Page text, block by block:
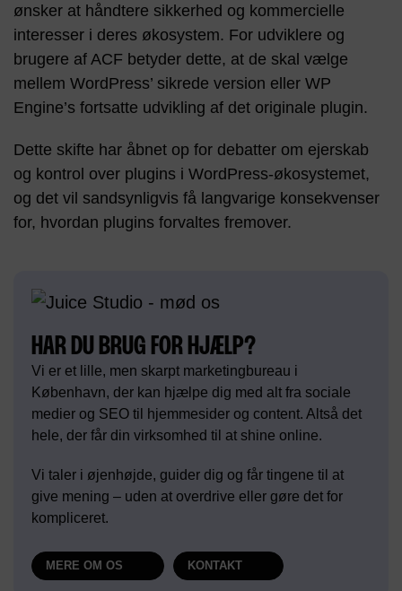
ønsker at håndtere sikkerhed og kommercielle
interesser i deres økosystem. For udviklere og
brugere af ACF betyder dette, at de skal vælge
mellem WordPress’ sikrede version eller WP
Engine’s fortsatte udvikling af det originale plugin​.​
Dette skifte har åbnet op for debatter om ejerskab
og kontrol over plugins i WordPress-økosystemet,
og det vil sandsynligvis få langvarige konsekvenser
for, hvordan plugins forvaltes fremover.
HAR DU BRUG FOR HJÆLP?
Vi er et lille, men skarpt marketingbureau i
København, der kan hjælpe dig med alt fra sociale
medier og SEO til hjemmesider og content. Altså det
hele, der får din virksomhed til at shine online.
Vi taler i øjenhøjde, guider dig og får tingene til at
give mening – uden at overdrive eller gøre det for
kompliceret.
MERE OM OS KONTAKT